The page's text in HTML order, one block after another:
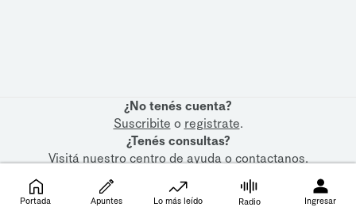
¿No tenés cuenta?
Suscribite o registrate.
¿Tenés consultas?
Visitá nuestrocentro de ayudaocontactanos.
Portada Apuntes Lo más leído Radio Ingresar